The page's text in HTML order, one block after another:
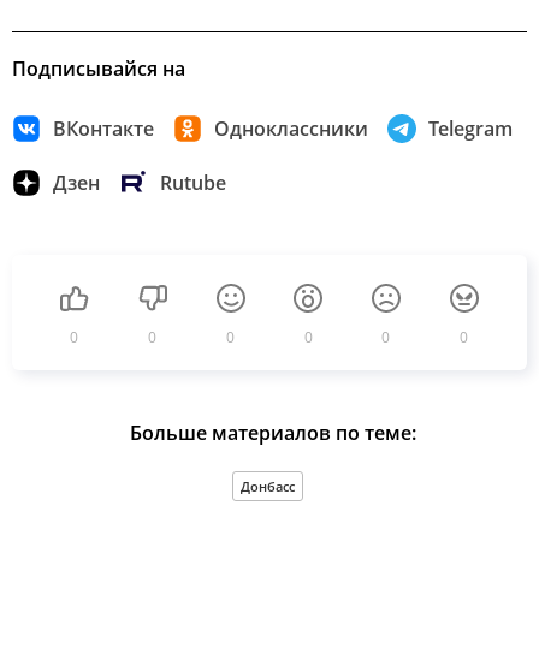
Подписывайся на
ВКонтакте Одноклассники Telegram
Дзен Rutube
0 0 0 0 0 0
Больше материалов по теме:
Донбасс